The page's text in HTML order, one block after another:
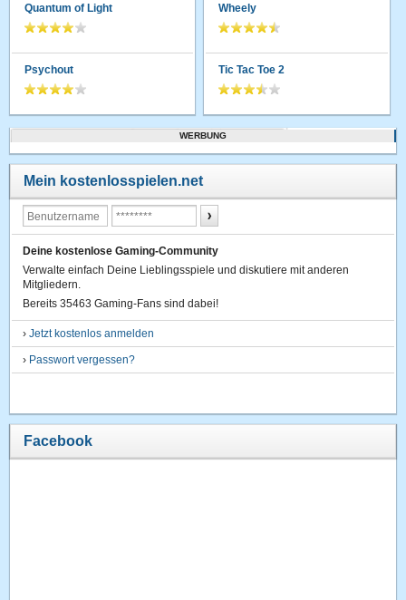
Quantum of Light
Psychout
Wheely
Tic Tac Toe 2
WERBUNG
Mein kostenlosspielen.net
Deine kostenlose Gaming-Community
Verwalte einfach Deine Lieblingsspiele und diskutiere mit anderen
Mitgliedern.
Bereits 35463 Gaming-Fans sind dabei!
›Jetzt kostenlos anmelden
› Passwort vergessen?
Facebook